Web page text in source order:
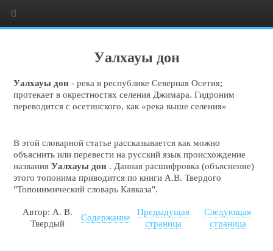
Уалхауы дон
Уалхауы дон- река в республике Северная Осетия;
протекает в окрестностях селения Джимара. Гидроним
переводится с осетинского, как «река выше селения»
В этой словарной статье рассказывается как можно
объяснить или перевести на русский язык происхождение
названияУалхауы дон . Данная расшифровка (объяснение)
этого топонима приводится по книги А.В. Твердого
"Топонимический словарь Кавказа".
Автор: А. В.
Твердый
Содержание
Предыдущая
страница
Следующая
страница